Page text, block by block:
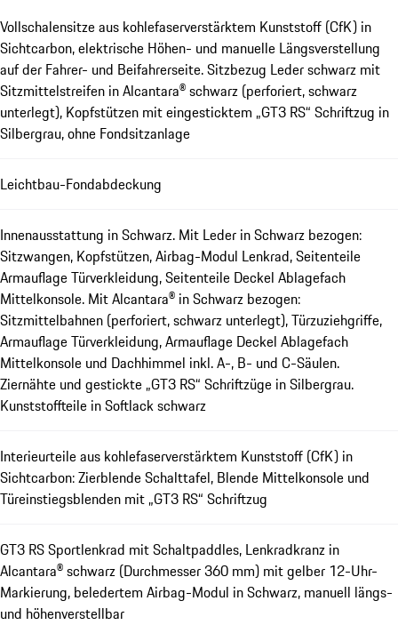
Vollschalensitze aus kohlefaserverstärktem Kunststoff (CfK) in
Sichtcarbon, elektrische Höhen- und manuelle Längsverstellung
auf der Fahrer- und Beifahrerseite. Sitzbezug Leder schwarz mit
Sitzmittelstreifen in Alcantara® schwarz (perforiert, schwarz
unterlegt), Kopfstützen mit eingesticktem „GT3 RS“ Schriftzug in
Silbergrau, ohne Fondsitzanlage
Leichtbau-Fondabdeckung
Innenausstattung in Schwarz. Mit Leder in Schwarz bezogen:
Sitzwangen, Kopfstützen, Airbag-Modul Lenkrad, Seitenteile
Armauflage Türverkleidung, Seitenteile Deckel Ablagefach
Mittelkonsole. Mit Alcantara® in Schwarz bezogen:
Sitzmittelbahnen (perforiert, schwarz unterlegt), Türzuziehgriffe,
Armauflage Türverkleidung, Armauflage Deckel Ablagefach
Mittelkonsole und Dachhimmel inkl. A-, B- und C-Säulen.
Ziernähte und gestickte „GT3 RS“ Schriftzüge in Silbergrau.
Kunststoffteile in Softlack schwarz
Interieurteile aus kohlefaserverstärktem Kunststoff (CfK) in
Sichtcarbon: Zierblende Schalttafel, Blende Mittelkonsole und
Türeinstiegsblenden mit „GT3 RS“ Schriftzug
GT3 RS Sportlenkrad mit Schaltpaddles, Lenkradkranz in
Alcantara® schwarz (Durchmesser 360 mm) mit gelber 12-Uhr-
Markierung, beledertem Airbag-Modul in Schwarz, manuell längs-
und höhenverstellbar